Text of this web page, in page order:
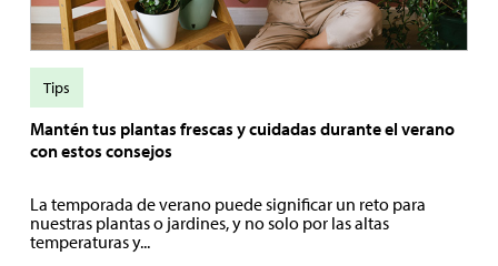
Mantén tus plantas frescas y cuidadas durante el verano
con estos consejos
La temporada de verano puede significar un reto para
nuestras plantas o jardines, y no solo por las altas
temperaturas y...
Tips